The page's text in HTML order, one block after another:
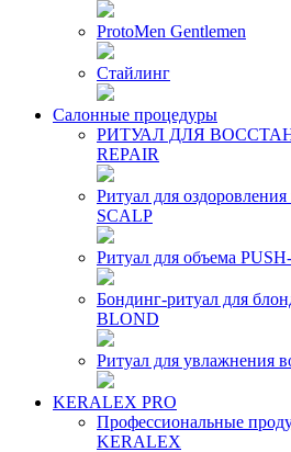
ProtoMen Gentlemen
Стайлинг
Салонные процедуры
РИТУАЛ ДЛЯ
REPAIR
Ритуал для
SCALP
Ритуал для объема
Бондинг-ритуал для
BLOND
Ритуал для увлажнения
KERALEX PRO
Профессиональные
KERALEX